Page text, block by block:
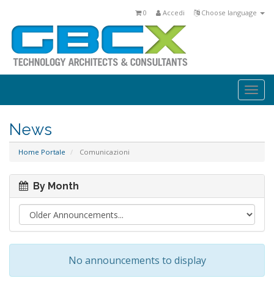
Choose language
Accedi
0
News
Home Portale Comunicazioni
By Month
No announcements to display